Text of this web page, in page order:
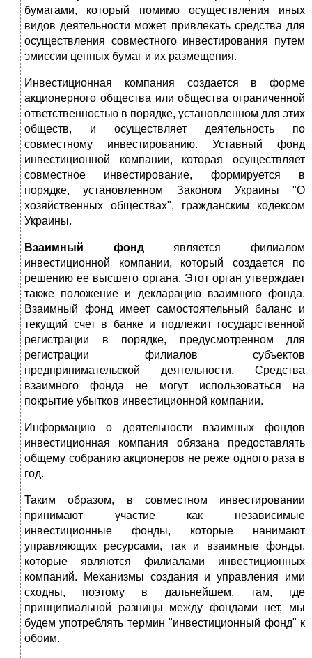
бумагами, который помимо осуществления иных
видов деятельности может привлекать средства для
осуществления совместного инвестирования путем
эмиссии ценных бумаг и их размещения.
Инвестиционная компания создается в форме
акционерного общества или общества ограниченной
ответственностью в порядке, установленном для этих
обществ, и осуществляет деятельность по
совместному инвестированию. Уставный фонд
инвестиционной компании, которая осуществляет
совместное инвестирование, формируется в
порядке, установленном Законом Украины "О
хозяйственных обществах", гражданским кодексом
Украины.
Взаимный фондявляется филиалом
инвестиционной компании, который создается по
решению ее высшего органа. Этот орган утверждает
также положение и декларацию взаимного фонда.
Взаимный фонд имеет самостоятельный баланс и
текущий счет в банке и подлежит государственной
регистрации в порядке, предусмотренном для
регистрации филиалов субъектов
предпринимательской деятельности. Средства
взаимного фонда не могут использоваться на
покрытие убытков инвестиционной компании.
Информацию о деятельности взаимных фондов
инвестиционная компания обязана предоставлять
общему собранию акционеров не реже одного раза в
год.
Таким образом, в совместном инвестировании
принимают участие как независимые
инвестиционные фонды, которые нанимают
управляющих ресурсами, так и взаимные фонды,
которые являются филиалами инвестиционных
компаний. Механизмы создания и управления ими
сходны, поэтому в дальнейшем, там, где
принципиальной разницы между фондами нет, мы
будем употреблять термин "инвестиционный фонд" к
обоим.